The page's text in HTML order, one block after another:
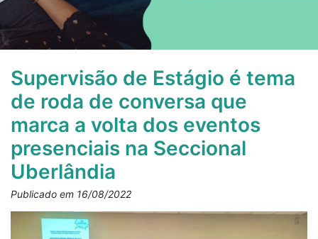
Supervisão de Estágio é tema
de roda de conversa que
marca a volta dos eventos
presenciais na Seccional
Uberlândia
Publicado em 16/08/2022